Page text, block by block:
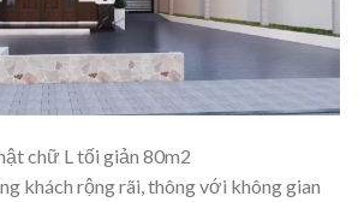
chữ L tối giản 80m2
khách rộng rãi, thông với không gian